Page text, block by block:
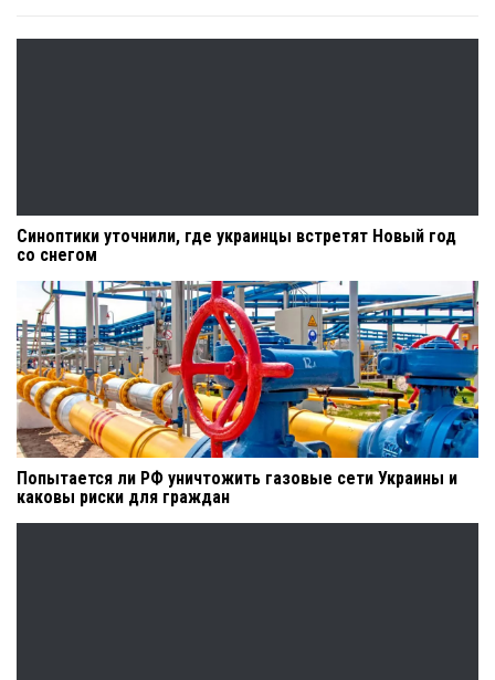
Синоптики уточнили, где украинцы встретят Новый год
со снегом
Попытается ли РФ уничтожить газовые сети Украины и
каковы риски для граждан